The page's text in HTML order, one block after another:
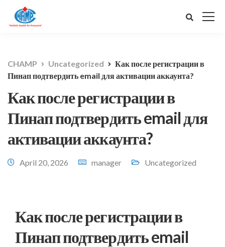
CHAMP Uncategorized
Как после регистрации в
Пинап подтвердить email для активации аккаунта?
Как после регистрации в
Пинап подтвердить email для
активации аккаунта?
April 20, 2026 manager Uncategorized
Как после регистрации в
Пинап подтвердить email